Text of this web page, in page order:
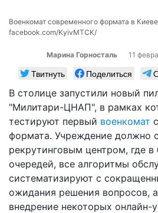
Военкомат современного формата в
facebook.com/KyivMTCK/
Марина Горносталь 11
Твитнуть Поделиться
В столице запустили новый
"Милитари-ЦНАП", в рамках
тестируют первый военкомат
формата. Учреждение должно
рекрутинговым центром, где
очередей, все алгоритмы
систематизируют с
ожидания решения вопросов,
внедрение некоторых онлайн-